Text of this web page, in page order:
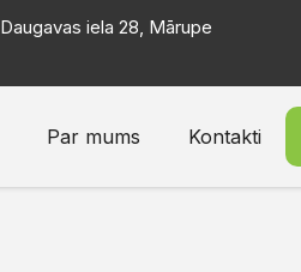
Daugavas iela 28, Mārupe
Par mums Kontakti